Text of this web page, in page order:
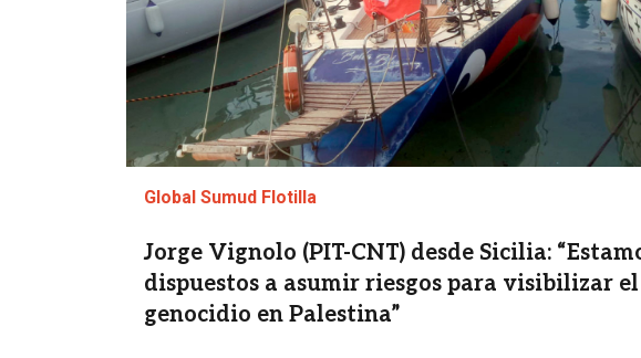
Global Sumud Flotilla
Jorge Vignolo (PIT-CNT) desde Sicilia:
dispuestos a asumir riesgos para visibilizar el
genocidio en Palestina”